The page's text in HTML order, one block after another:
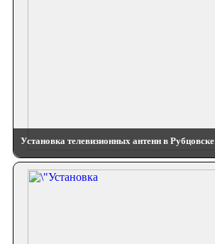
Установка телевизионных антенн в Рубцовске